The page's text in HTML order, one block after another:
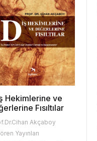
Hekimlerine ve
Fısıltılar
Akçaboy
Yayınları